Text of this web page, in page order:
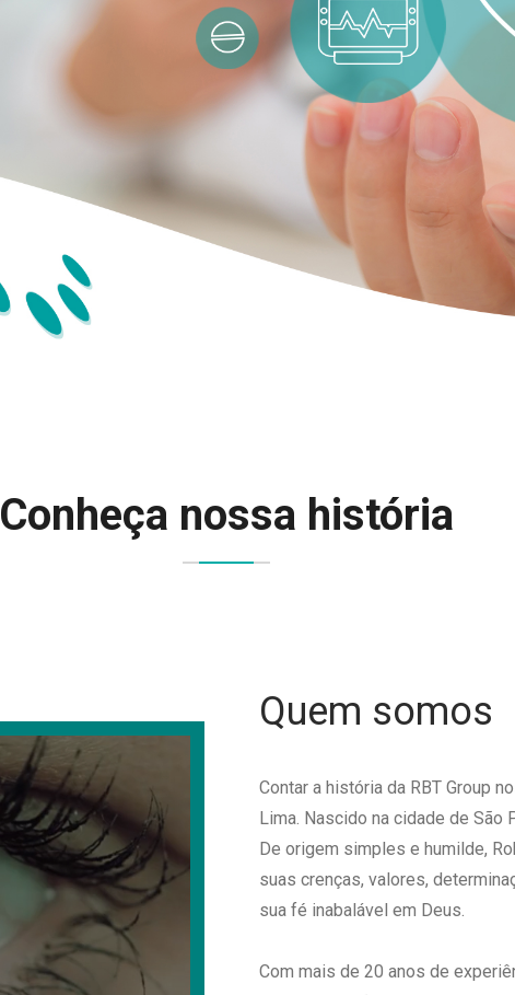
Conheça nossa história
Quem somos
Contar a história da RBT Group
Lima. Nascido na cidade de São
De origem simples e humilde,
suas crenças, valores,
sua fé inabalável em Deus.
Com mais de 20 anos de